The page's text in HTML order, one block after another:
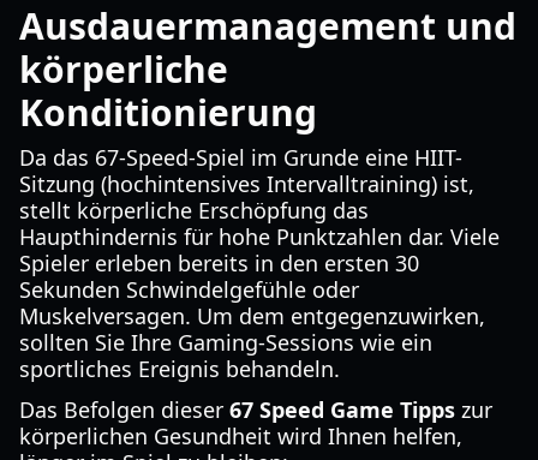
Ausdauermanagement und
körperliche
Konditionierung
Da das 67-Speed-Spiel im Grunde eine HIIT-
Sitzung (hochintensives Intervalltraining) ist,
stellt körperliche Erschöpfung das
Haupthindernis für hohe Punktzahlen dar. Viele
Spieler erleben bereits in den ersten 30
Sekunden Schwindelgefühle oder
Muskelversagen. Um dem entgegenzuwirken,
sollten Sie Ihre Gaming-Sessions wie ein
sportliches Ereignis behandeln.
Das Befolgen dieser 67 Speed Game Tipps zur
körperlichen Gesundheit wird Ihnen helfen,